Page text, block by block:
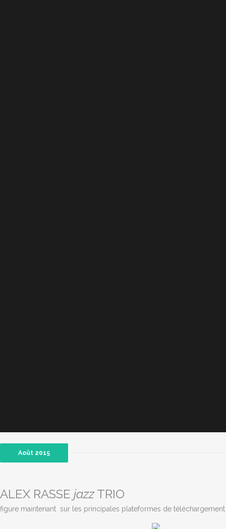
Août 2015
ALEX RASSE jazzTRIO
figure maintenant sur les principales plateformes de téléchargement